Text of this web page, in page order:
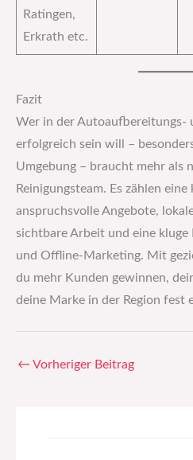
Ratingen,
Erkrath etc.
Fazit
Wer in der Autoaufbereitungs-
erfolgreich sein will –
Umgebung – braucht mehr als
Reinigungsteam. Es zählen
anspruchsvolle Angebote,
sichtbare Arbeit und eine
und Offline-Marketing. Mit
du mehr Kunden gewinnen,
deine Marke in der Region fest
← Vorheriger Beitrag